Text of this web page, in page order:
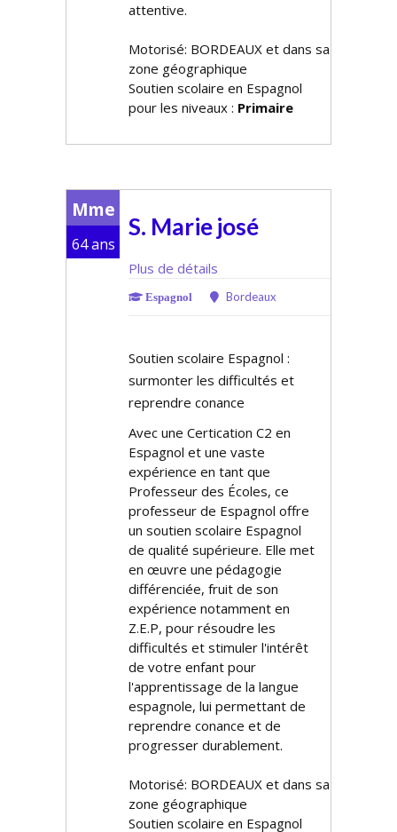
attentive.
Motorisé: BORDEAUX et dans sa
zone géographique
Soutien scolaire en Espagnol
pour les niveaux : Primaire
Mme
64 ans
S. Marie josé
Plus de détails
Espagnol Bordeaux
Soutien scolaire Espagnol :
surmonter les difficultés et
reprendre confiance
Avec une Certification C2 en
Espagnol et une vaste
expérience en tant que
Professeur des Écoles, ce
professeur de Espagnol offre
un soutien scolaire Espagnol
de qualité supérieure. Elle met
en œuvre une pédagogie
différenciée, fruit de son
expérience notamment en
Z.E.P, pour résoudre les
difficultés et stimuler l'intérêt
de votre enfant pour
l'apprentissage de la langue
espagnole, lui permettant de
reprendre confiance et de
progresser durablement.
Motorisé: BORDEAUX et dans sa
zone géographique
Soutien scolaire en Espagnol